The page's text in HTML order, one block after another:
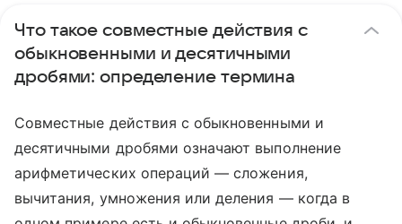
Что такое совместные действия с
обыкновенными и десятичными
дробями: определение термина
Совместные действия с обыкновенными и
десятичными дробями означают выполнение
арифметических операций — сложения,
вычитания, умножения или деления — когда в